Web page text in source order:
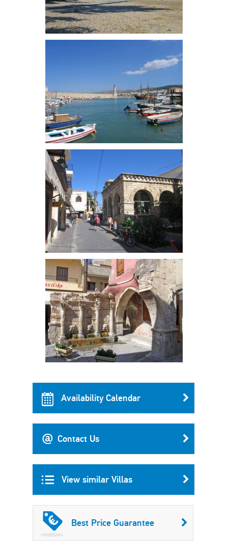
Availability Calendar
Contact Us
View similar Villas
Best Price Guarantee